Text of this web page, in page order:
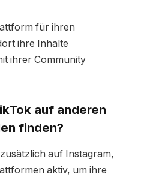
für ihren
ihre Inhalte
ihrer Community
auf anderen
finden?
auf Instagram,
aktiv, um ihre